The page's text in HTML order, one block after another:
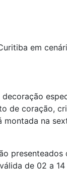
em
de coração,
na
presenteados
de 02 a